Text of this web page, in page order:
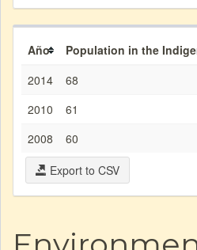
Año Population in the
2014
68
2010
61
2008
60
Export to CSV